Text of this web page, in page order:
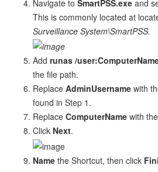
Navigate to SmartPSS.exe and
This is commonly located at
Surveillance System\SmartPSS.
Add runas /
the file path.
Replace AdminUsername with
found in Step 1.
Replace ComputerName with the
Click Next.
Name the Shortcut, then click